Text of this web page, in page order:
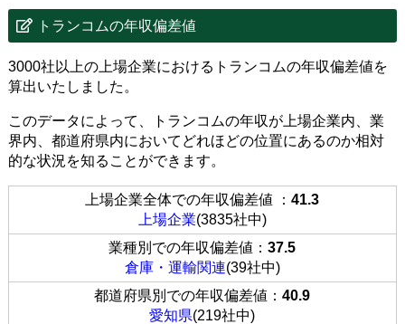
トランコムの年収偏差値
3000社以上の上場企業におけるトランコムの年収偏差値を
算出いたしました。
このデータによって、トランコムの年収が上場企業内、業
界内、都道府県内においてどれほどの位置にあるのか相対
的な状況を知ることができます。
上場企業全体での年収偏差値 ：41.3
上場企業(3835社中)
業種別での年収偏差値：37.5
倉庫・運輸関連(39社中)
都道府県別での年収偏差値：40.9
愛知県(219社中)